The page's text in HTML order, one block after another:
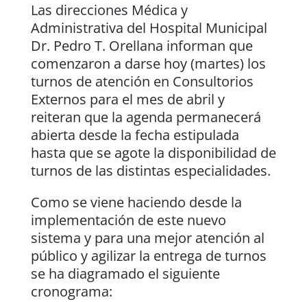
Las direcciones Médica y
Administrativa del Hospital Municipal
Dr. Pedro T. Orellana informan que
comenzaron a darse hoy (martes) los
turnos de atención en Consultorios
Externos para el mes de abril y
reiteran que la agenda permanecerá
abierta desde la fecha estipulada
hasta que se agote la disponibilidad de
turnos de las distintas especialidades.
Como se viene haciendo desde la
implementación de este nuevo
sistema y para una mejor atención al
público y agilizar la entrega de turnos
se ha diagramado el siguiente
cronograma: